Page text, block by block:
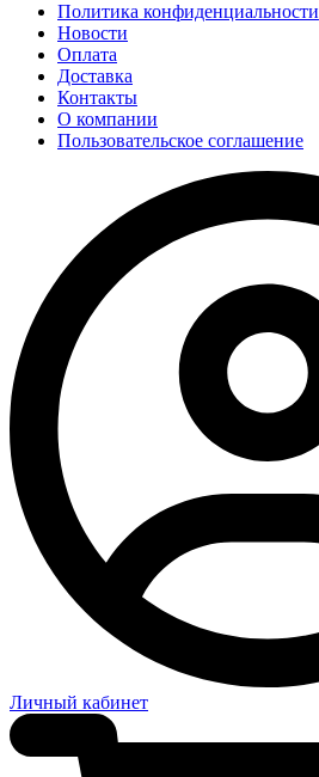
Политика конфиденциальности
Новости
Оплата
Доставка
Контакты
О компании
Пользовательское соглашение
Личный кабинет